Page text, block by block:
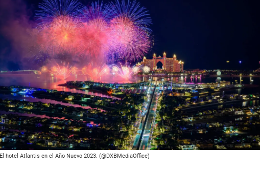
El hotel Atlantis en el Año Nuevo 2023. (@DXBMediaOffice)